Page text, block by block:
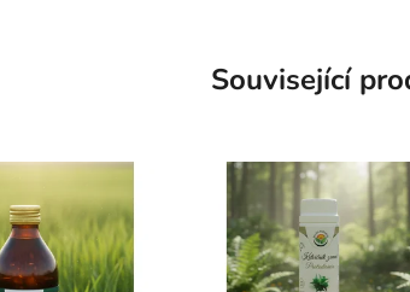
Související